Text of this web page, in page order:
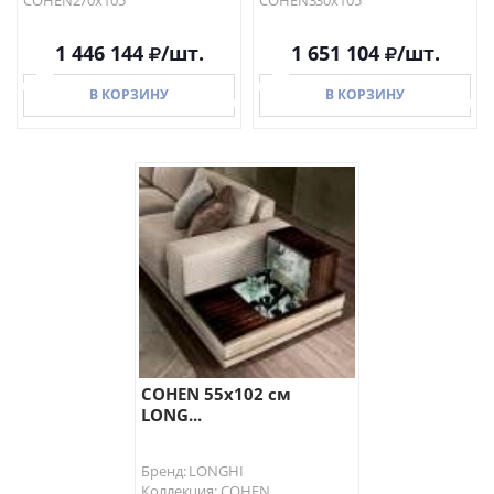
1 446 144 /шт.
В КОРЗИНУ
В КОРЗИНУ
1 651 104 /шт.
В КОРЗИНУ
COHEN 55х102 см
LONG...
Бренд: LONGHI